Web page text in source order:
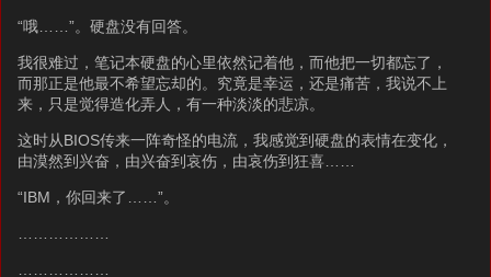
“哦……”。硬盘没有回答。
我很难过，笔记本硬盘的心里依然记着他，而他把一切都忘了，
而那正是他最不希望忘却的。究竟是幸运，还是痛苦，我说不上
来，只是觉得造化弄人，有一种淡淡的悲凉。
这时从BIOS传来一阵奇怪的电流，我感觉到硬盘的表情在变化，
由漠然到兴奋，由兴奋到哀伤，由哀伤到狂喜……
“IBM，你回来了……”。